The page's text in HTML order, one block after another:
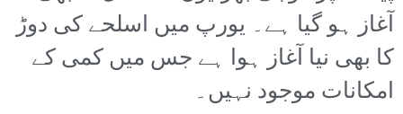
آغاز ہو گیا ہے۔ یورپ میں اسلحے کی دوڑ
کا بھی نیا آغاز ہوا ہے جس میں کمی کے
امکانات موجود نہیں۔